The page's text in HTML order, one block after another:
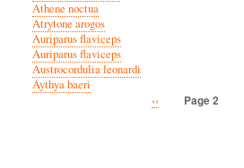
Athene noctua
Atrytone arogos
Auriparus flaviceps
Auriparus flaviceps
Austrocordulia leonardi
Aythya baeri
Previous
‹‹ Page 2